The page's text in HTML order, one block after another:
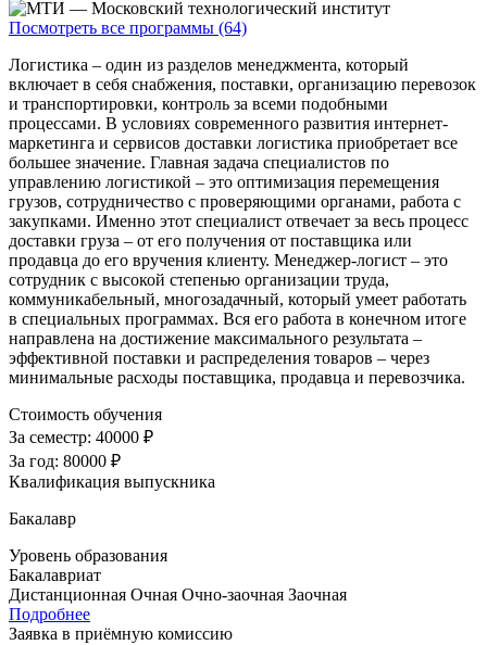
Посмотреть все программы (64)
Логистика – один из разделов менеджмента, который
включает в себя снабжения, поставки, организацию перевозок
и транспортировки, контроль за всеми подобными
процессами. В условиях современного развития интернет-
маркетинга и сервисов доставки логистика приобретает все
большее значение. Главная задача специалистов по
управлению логистикой – это оптимизация перемещения
грузов, сотрудничество с проверяющими органами, работа с
закупками. Именно этот специалист отвечает за весь процесс
доставки груза – от его получения от поставщика или
продавца до его вручения клиенту. Менеджер-логист – это
сотрудник с высокой степенью организации труда,
коммуникабельный, многозадачный, который умеет работать
в специальных программах. Вся его работа в конечном итоге
направлена на достижение максимального результата –
эффективной поставки и распределения товаров – через
минимальные расходы поставщика, продавца и перевозчика.
Стоимость обучения
За семестр: 40000 ₽
За год: 80000 ₽
Квалификация выпускника
Бакалавр
Уровень образования
Бакалавриат
Дистанционная Очная Очно-заочная Заочная
Подробнее
Заявка в приёмную комиссию